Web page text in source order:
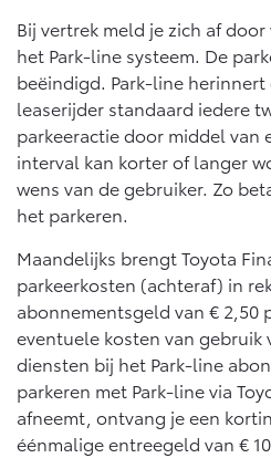
Bij vertrek meld je zich af
het Park-line systeem. De
beëindigd. Park-line herinnert
leaserijder standaard iedere
parkeeractie door middel van
interval kan korter of langer
wens van de gebruiker. Zo
het parkeren.
Maandelijks brengt Toyota
parkeerkosten (achteraf) in
abonnementsgeld van € 2,50
eventuele kosten van gebruik
diensten bij het Park-line
parkeren met Park-line via
afneemt, ontvang je een
éénmalige entreegeld van €